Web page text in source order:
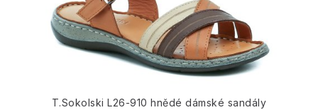
T.Sokolski L26-910 hnědé dámské sandály